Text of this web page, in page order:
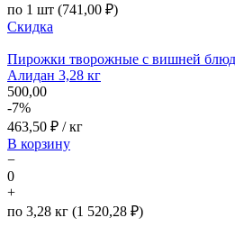
по 1 шт (741,00 ₽)
Скидка
Пирожки творожные с вишней
Алидан 3,28 кг
500,00
-7%
463,50 ₽ / кг
В корзину
−
0
+
по 3,28 кг (1 520,28 ₽)